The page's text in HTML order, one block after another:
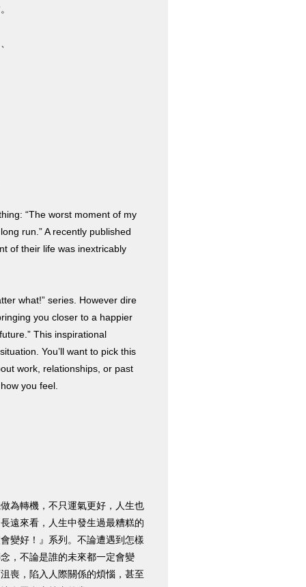
“The worst moment of my
run.” A recently published
of their life was inextricably
what!” series. However dire
you closer to a happier
This inspirational
You’ll want to pick this
work, relationships, or past
you feel.
為轉機，不只運氣更好，人生也
遠來看，人生中發生過最糟糕的
變好！』系列。不論遭遇到怎樣
，不論是誰的未來都一定會變
喪，陷入人際關係的煩惱，甚至